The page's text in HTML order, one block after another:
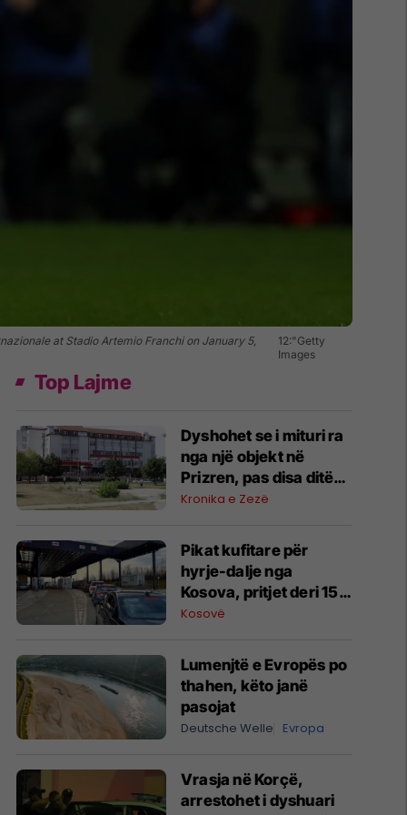
at Stadio Artemio Franchi on January 5,
12:"Getty
Images
Top Lajme
Dyshohet se i mituri ra
nga një objekt në
Prizren, pas disa ditësh
ndërroi jetë në QKUK
Kronika e Zezë
​Pikat kufitare për
hyrje-dalje nga
Kosova, pritjet deri 15
minuta
Kosovë
Lumenjtë e Evropës po
thahen, këto janë
pasojat
Deutsche Welle Evropa
Vrasja në Korçë,
arrestohet i dyshuari